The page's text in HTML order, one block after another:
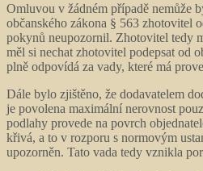
Omluvou v žádném případě nemůže
občanského zákona § 563 zhotovitel
pokynů neupozornil. Zhotovitel tedy
měl si nechat zhotovitel podepsat od
plně odpovídá za vady, které má
Dále bylo zjištěno, že dodavatelem
je povolena maximální nerovnost
podlahy provede na povrch
křivá, a to v rozporu s normovým
upozorněn. Tato vada tedy vznikla